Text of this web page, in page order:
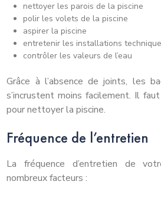
nettoyer les parois de la piscine
polir les volets de la piscine
aspirer la piscine
entretenir les installations
contrôler les valeurs de l’eau
Grâce à l’absence de joints, les
s’incrustent moins facilement. Il
pour nettoyer la piscine.
Fréquence de l’entretien
La fréquence d’entretien de
nombreux facteurs :